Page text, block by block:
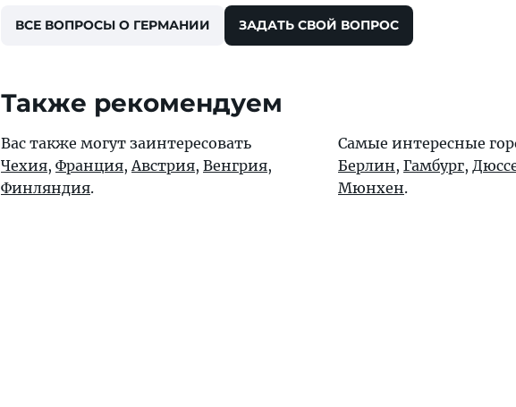
ВСЕ ВОПРОСЫ О ГЕРМАНИИ ЗАДАТЬ СВОЙ ВОПРОС
Также рекомендуем
Вас также могут заинтересовать
Чехия, Франция,Австрия, Венгрия,
Финляндия.
Самые интересные
Берлин, Гамбург,
Мюнхен.